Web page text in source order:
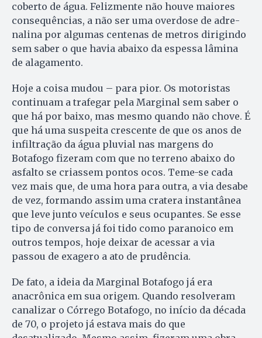
coberto de água. Feliz­men­te não houve maiores
consequências, a não ser uma overdose de adre­
nalina por algumas centenas de metros dirigindo
sem saber o que havia abaixo da espessa lâmina
de alagamento.
Hoje a coisa mudou – para pior. Os motoristas
continuam a trafegar pela Marginal sem saber o
que há por baixo, mas mesmo quando não chove. É
que há uma sus­peita crescente de que os anos de
infiltração da água pluvial nas mar­gens do
Botafogo fizeram com que no terreno abaixo do
as­fal­to se criassem pontos ocos. Teme-se cada
vez mais que, de uma hora para ou­tra, a via desabe
de vez, formando assim uma cratera instantânea
que leve junto veículos e seus ocupantes. Se esse
tipo de conversa já foi tido co­mo paranoico em
outros tempos, hoje deixar de acessar a via
passou de exagero a ato de prudência.
De fato, a ideia da Marginal Botafogo já era
anacrônica em sua origem. Quando resolveram
canalizar o Córrego Botafogo, no início da década
de 70, o projeto já estava mais do que